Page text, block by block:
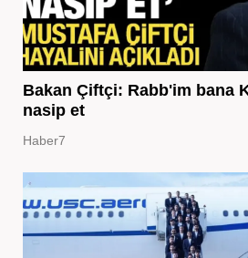
Bakan Çiftçi: Rabb'im bana
nasip et
Haber7